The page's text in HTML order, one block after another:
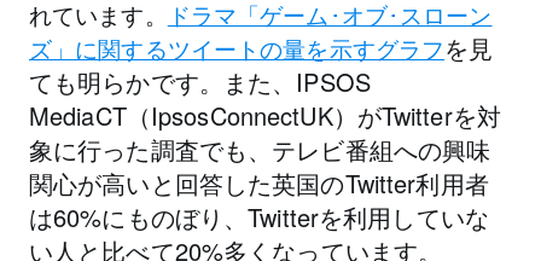
れています。
ドラマ「ゲーム･オブ･スローン
ズ」に関するツイートの量を示すグラフを見
ても明らかです。また、IPSOS
MediaCT（IpsosConnectUK）がTwitterを対
象に行った調査でも、テレビ番組への興味
関心が高いと回答した英国のTwitter利用者
は60%にものぼり、Twitterを利用していな
い人と比べて20%多くなっています。